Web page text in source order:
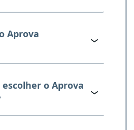
Aprova
escolher o Aprova